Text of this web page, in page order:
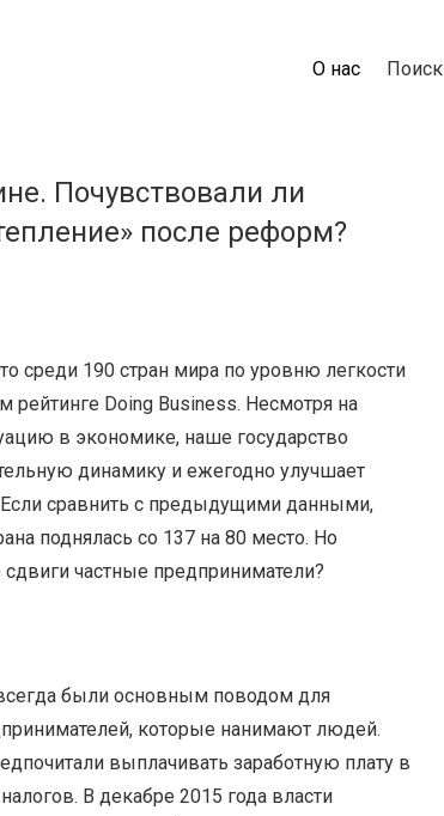
О нас Поиск
Почувствовали ли
после реформ?
среди 190 стран мира по уровню легкости
Doing Business. Несмотря на
в экономике, наше государство
динамику и ежегодно улучшает
Если сравнить с предыдущими данными,
поднялась со 137 на 80 место. Но
частные предприниматели?
были основным поводом для
которые нанимают людей.
выплачивать заработную плату в
В декабре 2015 года власти